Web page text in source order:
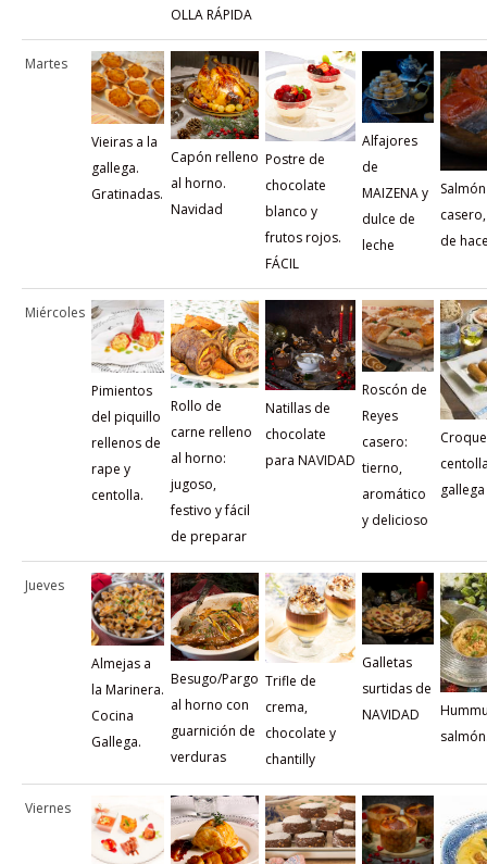
OLLA RÁPIDA
Martes
Vieiras a la
gallega.
Gratinadas.
Capón relleno
al horno.
Navidad
Postre de
chocolate
blanco y
frutos rojos.
FÁCIL
Alfajores
de
MAIZENA y
dulce de
leche
de
Miércoles
Pimientos
del piquillo
rellenos de
rape y
centolla.
Rollo de
carne relleno
al horno:
jugoso,
festivo y fácil
de preparar
Natillas de
chocolate
para NAVIDAD
Roscón de
Reyes
casero:
tierno,
aromático
y delicioso
gallega
Jueves
Almejas a
la Marinera.
Cocina
Gallega.
Besugo/Pargo
al horno con
guarnición de
verduras
Trifle de
crema,
chocolate y
chantilly
Galletas
surtidas de
NAVIDAD
Viernes